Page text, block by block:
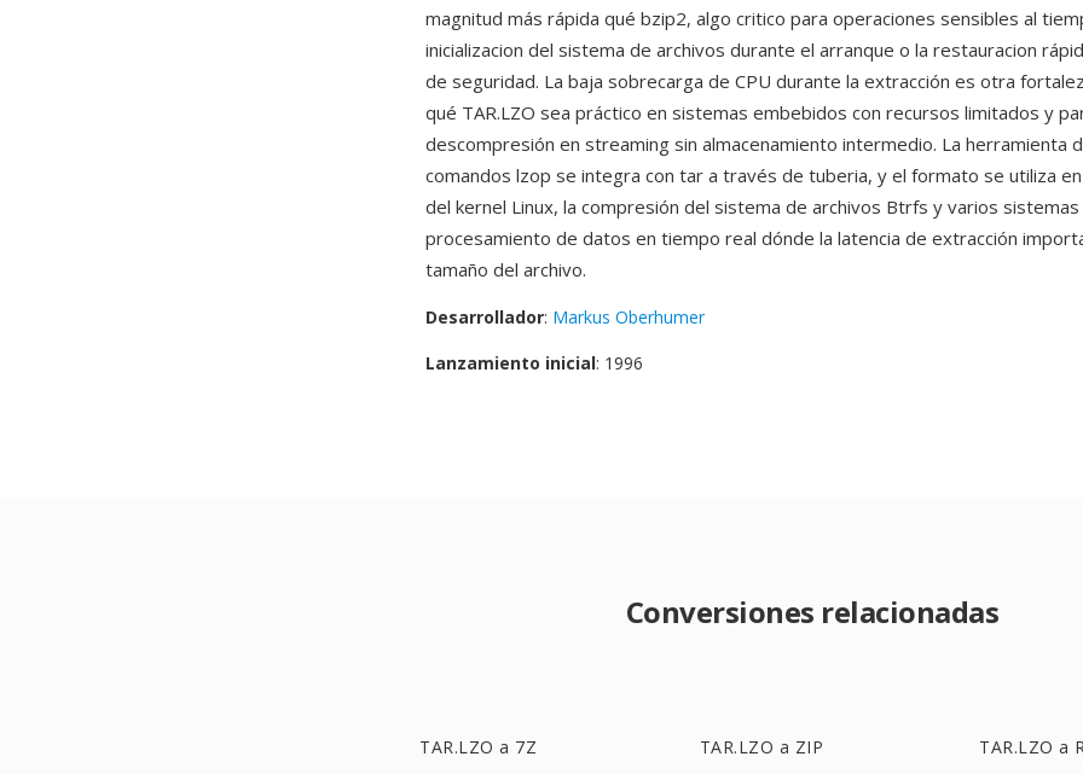
magnitud más rápida qué bzip2, algo critico para operaciones sensibles al
inicializacion del sistema de archivos durante el arranque o la restauracion
de seguridad. La baja sobrecarga de CPU durante la extracción es otra
qué TAR.LZO sea práctico en sistemas embebidos con recursos limitados y
descompresión en streaming sin almacenamiento intermedio. La herramienta
comandos lzop se integra con tar a través de tuberia, y el formato se utiliza
del kernel Linux, la compresión del sistema de archivos Btrfs y varios
procesamiento de datos en tiempo real dónde la latencia de extracción
tamaño del archivo.
Desarrollador: Markus Oberhumer
Lanzamiento inicial: 1996
Conversiones relacionadas
TAR.LZO a 7Z TAR.LZO a ZIP TAR.LZO a